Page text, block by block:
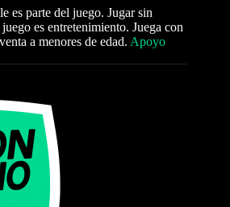
es parte del juego. Jugar sin
es entretenimiento. Juega con
a menores de edad. Apoyo